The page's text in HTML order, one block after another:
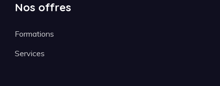
Nos offres
Formations
Services